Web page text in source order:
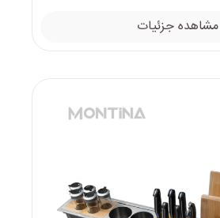
مشاهده جزئیات